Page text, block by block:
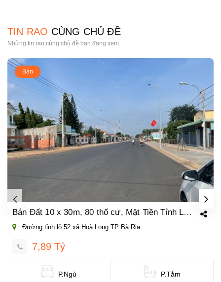
TIN RAO CÙNG CHỦ ĐỀ
Những tin rao cùng chủ đề bạn đang xem
Bán
Bán Đất 10 x 30m, 80 thổ cư, Mặt Tiền Tỉnh Lộ 52 Xã Hoà Long TP. Bà Rịa
Đường tỉnh lộ 52 xã Hoà Long TP Bà Rịa
7,89 Tỷ
P.Ngủ P.Tắm